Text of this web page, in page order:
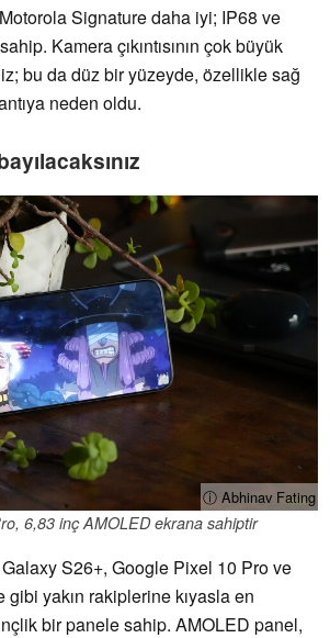
Signature daha iyi; IP68 ve
Kamera çıkıntısının çok büyük
bu da düz bir yüzeyde, özellikle sağ
neden oldu.
ⓘ Abhinav Fating
6,83 inç AMOLED ekrana sahiptir
S26+, Google Pixel 10 Pro ve
yakın rakiplerine kıyasla en
bir panele sahip. AMOLED panel,